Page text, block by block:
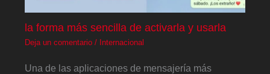
la forma más sencilla de activarla y usarla
Deja un comentario / Internacional
Una de las aplicaciones de mensajería más